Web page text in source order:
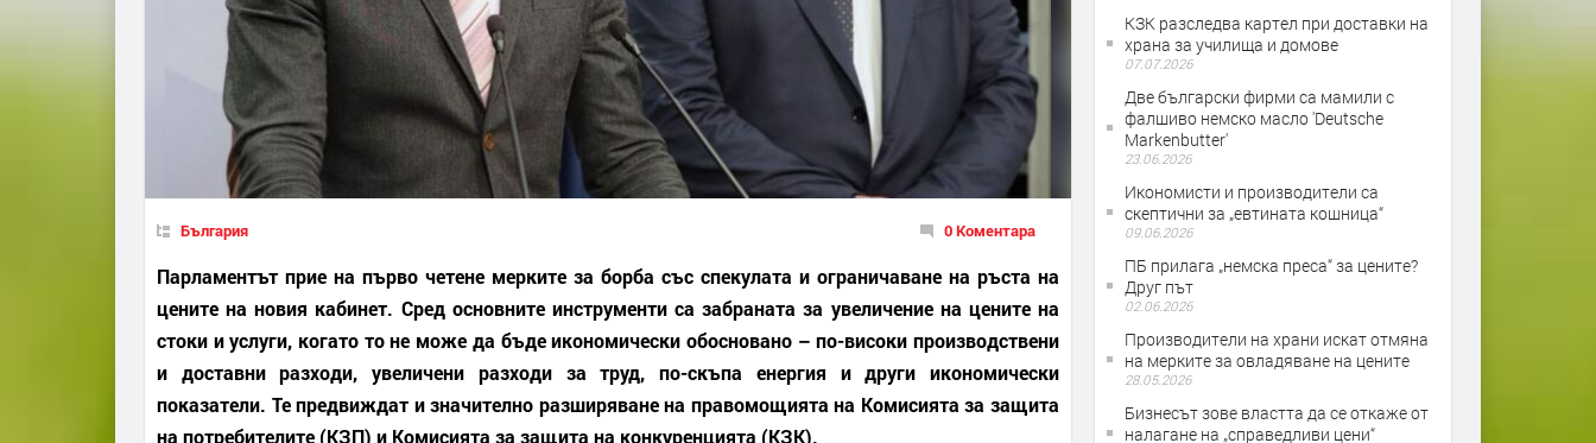
България 0 Коментара
Парламентът прие на първо четене мерките за борба със спекулата и ограничаване на ръста на
цените на новия кабинет. Сред основните инструменти са забраната за увеличение на цените на
стоки и услуги, когато то не може да бъде икономически обосновано – по-високи производствени
и доставни разходи, увеличени разходи за труд, по-скъпа енергия и други икономически
показатели. Те предвиждат и значително разширяване на правомощията на Комисията за защита
на потребителите (КЗП) и Комисията за защита на конкуренцията (КЗК).
КЗК разследва картел при доставки на
храна за училища и домове
07.07.2026
Две български фирми са мамили с
фалшиво немско масло 'Deutsche
Markenbutter'
23.06.2026
Икономисти и производители са
скептични за „евтината кошница“
09.06.2026
ПБ прилага „немска преса“ за цените?
Друг път
02.06.2026
Производители на храни искат отмяна
на мерките за овладяване на цените
28.05.2026
Бизнесът зове властта да се откаже от
налагане на „справедливи цени“